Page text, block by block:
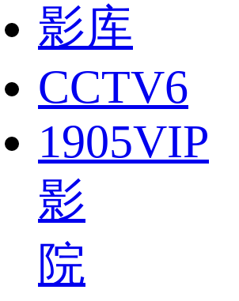
影库
CCTV6
1905VIP
影
院